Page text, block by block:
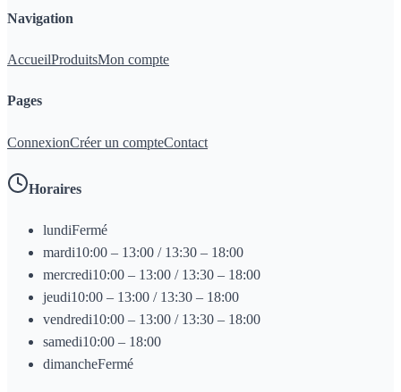
Navigation
AccueilProduitsMon compte
Pages
ConnexionCréer un compteContact
Horaires
lundiFermé
mardi10:00 – 13:00 / 13:30 – 18:00
mercredi10:00 – 13:00 / 13:30 – 18:00
jeudi10:00 – 13:00 / 13:30 – 18:00
vendredi10:00 – 13:00 / 13:30 – 18:00
samedi10:00 – 18:00
dimancheFermé